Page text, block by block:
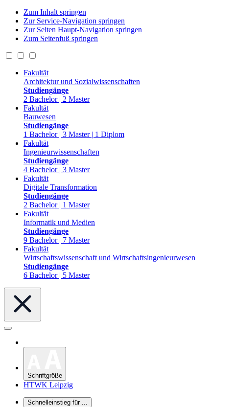
Zum Inhalt springen
Zur Service-Navigation springen
Zur Seiten Haupt-Navigation springen
Zum Seitenfuß springen
Fakultät
Architektur und Sozialwissenschaften
Studiengänge
2 Bachelor | 2 Master
Fakultät
Bauwesen
Studiengänge
1 Bachelor | 3 Master | 1 Diplom
Fakultät
Ingenieurwissenschaften
Studiengänge
4 Bachelor | 3 Master
Fakultät
Digitale Transformation
Studiengänge
2 Bachelor | 1 Master
Fakultät
Informatik und Medien
Studiengänge
9 Bachelor | 7 Master
Fakultät
Wirtschaftswissenschaft und Wirtschaftsingenieurwesen
Studiengänge
6 Bachelor | 5 Master
Schriftgröße
HTWK Leipzig
Schnelleinstieg für ...